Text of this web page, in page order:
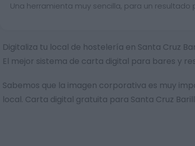
Una herramienta muy sencilla, para un
Digitaliza tu local de hostelería en Santa Cruz
El mejor sistema de carta digital para bares y
Sabemos que la imagen corporativa es muy
local. Carta digital gratuita para Santa Cruz